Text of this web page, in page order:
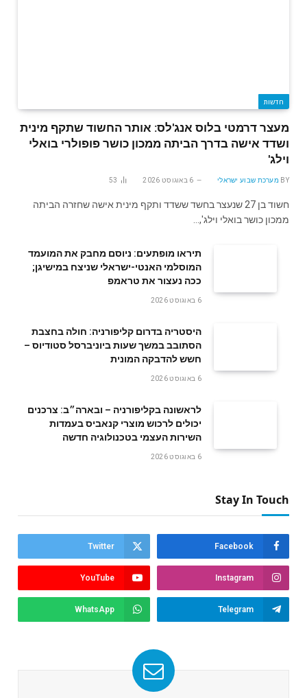
חדשות
מעצר דרמטי בלוס אנג'לס: אותר החשוד שתקף מינית
ושדד אישה בדרך הביתה ממכון כושר פופולרי בואלי
וילג'
BY מערכת שבוע ישראלי 6 באוגוסט 2026 53
חשוד בן 27 שנעצר בחשד ששדד ותקף מינית אישה שחזרה הביתה
ממכון כושר בואלי וילג',…
תיראו מופתעים: ניוסם מחבק את המועמד
המוסלמי האנטי-ישראלי שניצח במישיגן;
ככה נעצור את טראמפ
6 באוגוסט 2026
היסטריה בדרום קליפורניה: חולה בחצבת
הסתובב במשך שעות ביוניברסל סטודיוס –
חשש להדבקה המונית
6 באוגוסט 2026
לראשונה בקליפורניה – ובארה״ב: צרכנים
יכולים לרכוש מוצרי קנאביס בעמדות
השירות העצמי בטכנולוגיה חדשה
6 באוגוסט 2026
Stay In Touch
Facebook
Twitter
Instagram
YouTube
Telegram
WhatsApp